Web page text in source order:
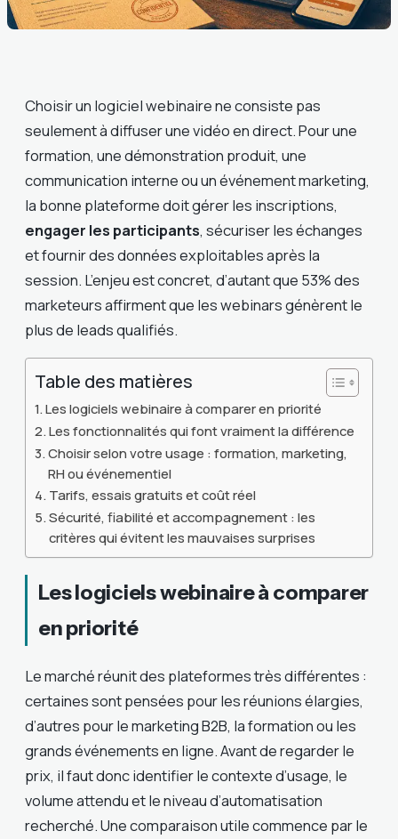
Choisir un logiciel webinaire ne consiste pas
seulement à diffuser une vidéo en direct. Pour une
formation, une démonstration produit, une
communication interne ou un événement marketing,
la bonne plateforme doit gérer les inscriptions,
engager les participants, sécuriser les échanges
et fournir des données exploitables après la
session. L’enjeu est concret, d’autant que 53% des
marketeurs affirment que les webinars génèrent le
plus de leads qualifiés.
Table des matières
Les logiciels webinaire à comparer en priorité
Les fonctionnalités qui font vraiment la différence
Choisir selon votre usage : formation, marketing,
RH ou événementiel
Tarifs, essais gratuits et coût réel
Sécurité, fiabilité et accompagnement : les
critères qui évitent les mauvaises surprises
Les logiciels webinaire à comparer
en priorité
Le marché réunit des plateformes très différentes :
certaines sont pensées pour les réunions élargies,
d’autres pour le marketing B2B, la formation ou les
grands événements en ligne. Avant de regarder le
prix, il faut donc identifier le contexte d’usage, le
volume attendu et le niveau d’automatisation
recherché. Une comparaison utile commence par le